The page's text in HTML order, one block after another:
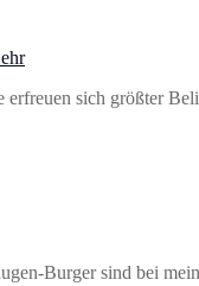
erfreuen sich größter
Burger sind bei